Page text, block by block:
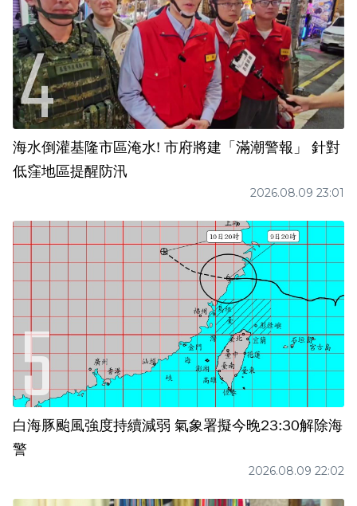
海水倒灌基隆市區淹水! 市府將建「滿潮警報」 針對
低窪地區提醒防汛
2026.08.09 23:01
白海豚颱風強度持續減弱 氣象署擬今晚23:30解除海
警
2026.08.09 22:02